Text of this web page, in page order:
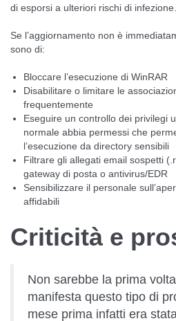
di esporsi a ulteriori rischi di infezione.
Se l’aggiornamento non è
sono di:
Bloccare l’esecuzione di WinRAR
Disabilitare o limitare le
frequentemente
Eseguire un controllo dei privilegi
normale abbia permessi che
l’esecuzione da directory sensibili
Filtrare gli allegati email sospetti
gateway di posta o antivirus/EDR
Sensibilizzare il personale
affidabili
Criticità e
Non sarebbe la prima
manifesta questo tipo di
mese prima infatti era